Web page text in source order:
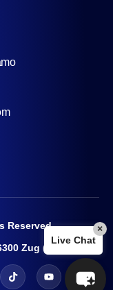
Reserved.
Zug (CH)
Live Chat
×